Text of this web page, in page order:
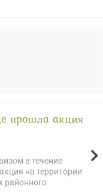
прошла акция
в течение
на территории
районного